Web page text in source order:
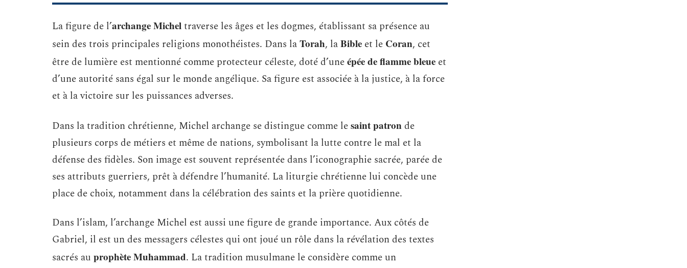
La figure de l’archange Micheltraverse les âges et les dogmes, établissant sa présence au
sein des trois principales religions monothéistes. Dans laTorah, laBible et le Coran, cet
être de lumière est mentionné comme protecteur céleste, doté d’uneépée de flamme bleue et
d’une autorité sans égal sur le monde angélique. Sa figure est associée à la justice, à la force
et à la victoire sur les puissances adverses.
Dans la tradition chrétienne, Michel archange se distingue comme lesaint patronde
plusieurs corps de métiers et même de nations, symbolisant la lutte contre le mal et la
défense des fidèles. Son image est souvent représentée dans l’iconographie sacrée, parée de
ses attributs guerriers, prêt à défendre l’humanité. La liturgie chrétienne lui concède une
place de choix, notamment dans la célébration des saints et la prière quotidienne.
Dans l’islam, l’archange Michel est aussi une figure de grande importance. Aux côtés de
Gabriel, il est un des messagers célestes qui ont joué un rôle dans la révélation des textes
sacrés au prophète Muhammad. La tradition musulmane le considère comme un